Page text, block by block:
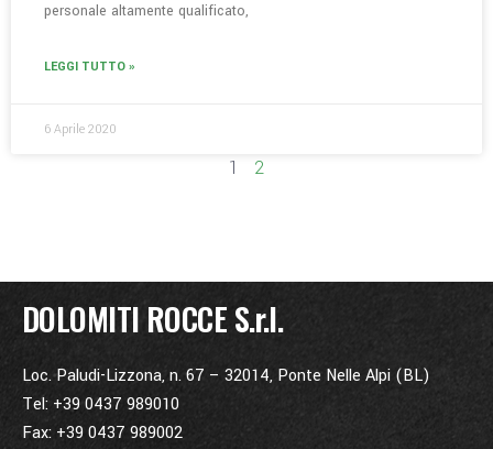
personale altamente qualificato,
LEGGI TUTTO »
6 Aprile 2020
1 2
DOLOMITI ROCCE S.r.l.
Loc. Paludi-Lizzona, n. 67 – 32014, Ponte Nelle Alpi (BL)
Tel: +39 0437 989010
Fax: +39 0437 989002